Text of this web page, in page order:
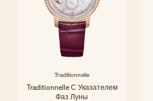
Traditionnelle
Traditionnelle С Указателем
Фаз Луны